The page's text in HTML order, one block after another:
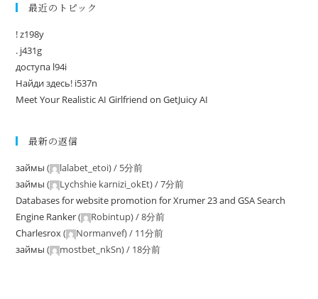
最近のトピック
! z198y
. j431g
доступа l94i
Найди здесь! i537n
Meet Your Realistic AI Girlfriend on GetJuicy AI
最新の返信
займы ( lalabet_etoi) / 5分前
займы ( Lychshie karnizi_okEt) /7分前
Databases for website promotion for Xrumer 23 and GSA Search
Engine Ranker( Robintup) /8分前
Charlesrox( Normanvef) / 11分前
займы ( mostbet_nkSn) / 18分前